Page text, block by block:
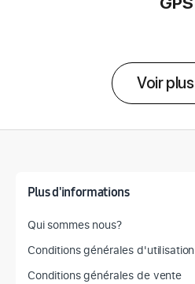
Voir plus
Plus d'informations
Qui sommes nous?
Conditions générales d'utilisation
Conditions générales de vente